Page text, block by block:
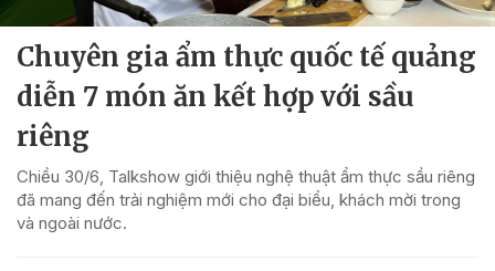
Chuyên gia ẩm thực quốc tế quảng
diễn 7 món ăn kết hợp với sầu
riêng
Chiều 30/6, Talkshow giới thiệu nghệ thuật ẩm thực sầu riêng
đã mang đến trải nghiệm mới cho đại biểu, khách mời trong
và ngoài nước.